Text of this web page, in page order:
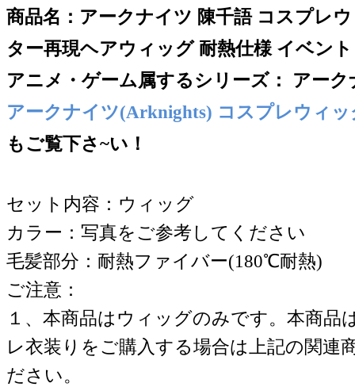
商品名： アークナイツ 陳千語 コスプレ
ター再現ヘアウィッグ 耐熱仕様 イベント
アニメ・ゲーム属するシリーズ： アー
アークナイツ(Arknights) コスプレウィッ
もご覧下さ~い！
セット内容：ウィッグ
カラー：写真をご参考してください
毛髪部分：耐熱ファイバー(180℃耐熱)
ご注意：
１、本商品はウィッグのみです。本商
レ衣装りをご購入する場合は上記の関連
ださい。